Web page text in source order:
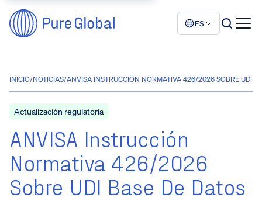
ES
INICIO/NOTICIAS/ANVISA INSTRUCCIÓN NORMATIVA 426/2026 SOBRE UDI
Actualización regulatoria
ANVISA Instrucción
Normativa 426/2026
Sobre UDI Base De Datos